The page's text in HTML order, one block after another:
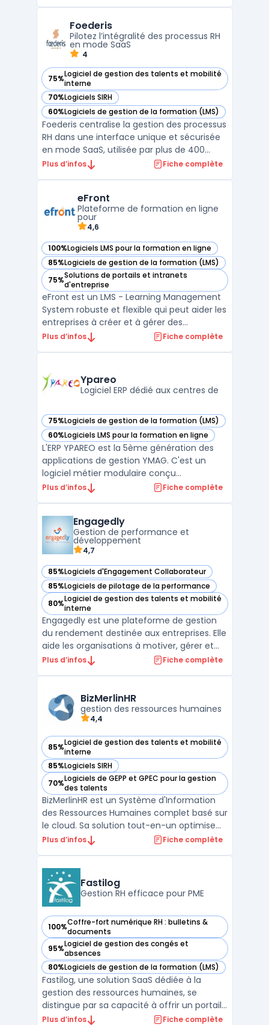
humaines, combinant gestion des
compétences, suivi des perform ...
Foederis
Pilotez l’intégralité des processus RH
en mode SaaS
4
75%Logiciel de gestion des talents et mobilité
interne
— voir Foederis dans cette catégorie
70%Logiciels SIRH
— voir Foederis dans cette catégorie
60%Logiciels de gestion de la formation (LMS)
— voir Foederis dans cette catégorie
Foederis centralise la gestion des processus
RH dans une interface unique et sécurisée
en mode SaaS, utilisée par plus de 400
clients et 2 millions d’utilisateurs en Europe.
comprennent la visibilité globale sur
l’ensemble des ...
Plus d’infos Fiche complète
eFront
Plateforme de formation en ligne
pour
4,6
100%Logiciels LMS pour la formation en ligne
— voir eFront dans cette catégorie
85%Logiciels de gestion de la formation (LMS)
— voir eFront dans cette catégorie
75%Solutions de portails et intranets
d'entreprise
— voir eFront dans cette catégorie
eFront est un LMS - Learning Management
System robuste et flexible qui peut aider les
entreprises à créer et à gérer des
programmes de formation en ligne
apprenants et de distribuer du contenu
pédagogique, y compris des docum ...
Plus d’infos Fiche complète
Ypareo
Logiciel ERP dédié aux centres de
75%Logiciels de gestion de la formation (LMS)
— voir Ypareo dans cette catégorie
60%Logiciels LMS pour la formation en ligne
— voir Ypareo dans cette catégorie
L'ERP YPAREO est la 5ème génération des
applications de gestion YMAG. C'est un
logiciel métier modulaire conçu
spécifiquement pour la gestion des
fonctionnels, assurant une gestion
complète des processus d'un centre de
forma ...
Plus d’infos Fiche complète
Engagedly
Gestion de performance et
développement
4,7
85%Logiciels d'Engagement Collaborateur
— voir Engagedly dans cette catégorie
85%Logiciels de pilotage de la performance
— voir Engagedly dans cette catégorie
80%Logiciel de gestion des talents et mobilité
interne
— voir Engagedly dans cette catégorie
Engagedly est une plateforme de gestion
du rendement destinée aux entreprises. Elle
aide les organisations à motiver, gérer et
développer leur personnel grâce à un
que l'entesure de la rétroaction en temps
réel, l ...
Plus d’infos Fiche complète
BizMerlinHR
gestion des ressources humaines
4,4
85%Logiciel de gestion des talents et mobilité
interne
— voir BizMerlinHR dans cette catégorie
85%Logiciels SIRH
— voir BizMerlinHR dans cette catégorie
70%Logiciels de GEPP et GPEC pour la gestion
des talents
— voir BizMerlinHR dans cette catégorie
BizMerlinHR est un Système d'Information
des Ressources Humaines complet basé sur
le cloud. Sa solution tout-en-un optimise
l'embauche, la formation, la paie, le suivi
ses outils de reporting et d'analyse, vous
pouve ...
Plus d’infos Fiche complète
Fastilog
Gestion RH efficace pour PME
100%Coffre-fort numérique RH : bulletins &
documents
— voir Fastilog dans cette catégorie
95%Logiciel de gestion des congés et
absences
— voir Fastilog dans cette catégorie
80%Logiciels de gestion de la formation (LMS)
— voir Fastilog dans cette catégorie
Fastilog, une solution SaaS dédiée à la
gestion des ressources humaines, se
distingue par sa capacité à offrir un portail
RH sur mesure. Avec ses 12 modules, il
Plus d’infos Fiche complète